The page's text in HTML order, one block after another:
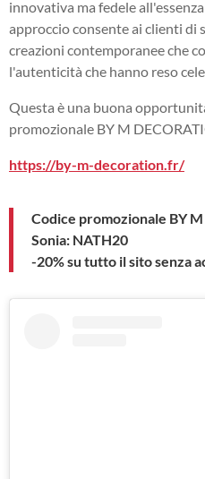
innovativa ma fedele
approccio consente ai clienti di
creazioni contemporanee che
l'autenticità che hanno reso
Questa è una buona
promozionale BY M
https://by-m-decoration.fr/
Codice promozionale BY
Sonia: NATH20
-20% su tutto il sito senza